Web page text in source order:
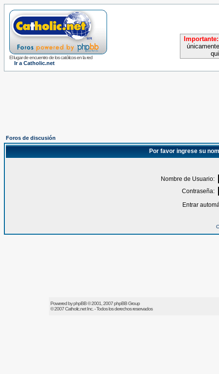
El lugar de encuentro de los católicos en la red
Ir a Catholic.net
Importante:
Foros de discusión
Por favor ingrese su
Nombre de Usuario:
Contraseña:
Entrar
Powered byphpBB© 2001, 2007 phpBB Group
© 2007Catholic.netInc. - Todos los derechos reservados